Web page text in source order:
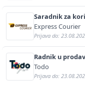
Saradnik za
Express Courier
Prijava do:
Radnik u
Todo
Prijava do: